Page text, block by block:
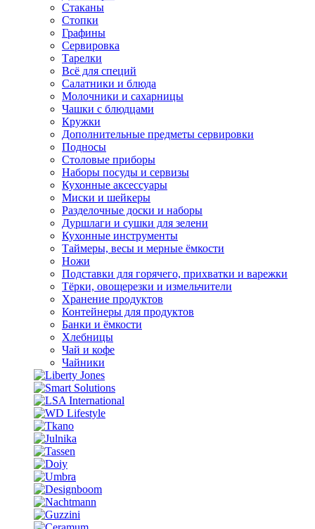
Стаканы
Стопки
Графины
Сервировка
Тарелки
Всё для специй
Салатники и блюда
Молочники и сахарницы
Чашки с блюдцами
Кружки
Дополнительные предметы сервировки
Подносы
Столовые приборы
Наборы посуды и сервизы
Кухонные аксессуары
Миски и шейкеры
Разделочные доски и наборы
Дуршлаги и сушки для зелени
Кухонные инструменты
Таймеры, весы и мерные ёмкости
Ножи
Подставки для горячего, прихватки и варежки
Тёрки, овощерезки и измельчители
Хранение продуктов
Контейнеры для продуктов
Банки и ёмкости
Хлебницы
Чай и кофе
Чайники